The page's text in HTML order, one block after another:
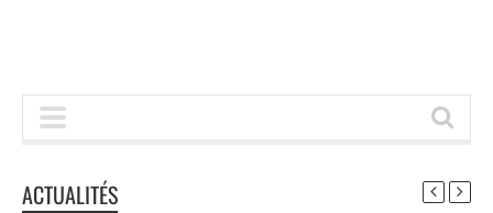
ACTUALITÉS